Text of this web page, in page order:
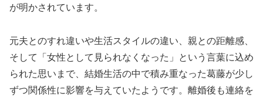
が明かされています。
元夫とのすれ違いや生活スタイルの違い、親との距離感、
そして「女性として見られなくなった」という言葉に込め
られた思いまで、結婚生活の中で積み重なった葛藤が少し
ずつ関係性に影響を与えていたようです。離婚後も連絡を